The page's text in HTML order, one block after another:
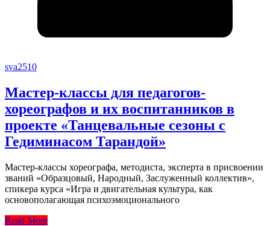
sva2510
Мастер-классы для педагогов-
хореографов и их воспитанников в
проекте «Танцевальные сезоны с
Гедиминасом Тарандой»
Мастер-классы хореографа, методиста, эксперта в присвоении
званий «Образцовый, Народный, Заслуженный коллектив»,
спикера курса «Игра и двигательная культура, как
основополагающая психоэмоционального
Read More